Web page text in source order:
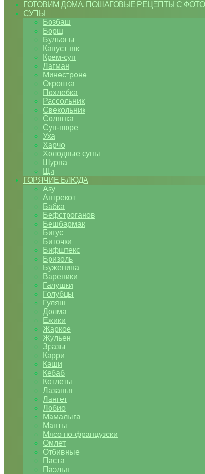
ГОТОВИМ ДОМА. ПОШАГОВЫЕ РЕЦЕПТЫ С ФОТО
СУПЫ
Бозбаш
Борщ
Бульоны
Капустняк
Крем-суп
Лагман
Минестроне
Окрошка
Похлебка
Рассольник
Свекольник
Солянка
Суп-пюре
Уха
Харчо
Холодные супы
Шурпа
Щи
ГОРЯЧИЕ БЛЮДА
Азу
Антрекот
Бабка
Бефстроганов
Бешбармак
Бигус
Биточки
Бифштекс
Бризоль
Буженина
Вареники
Галушки
Голубцы
Гуляш
Долма
Ежики
Жаркое
Жульен
Зразы
Карри
Каши
Кебаб
Котлеты
Лазанья
Лангет
Лобио
Мамалыга
Манты
Мясо по-французски
Омлет
Отбивные
Паста
Паэлья